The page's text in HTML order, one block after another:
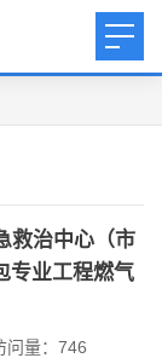
救治中心（市
专业工程燃气
问量： 746